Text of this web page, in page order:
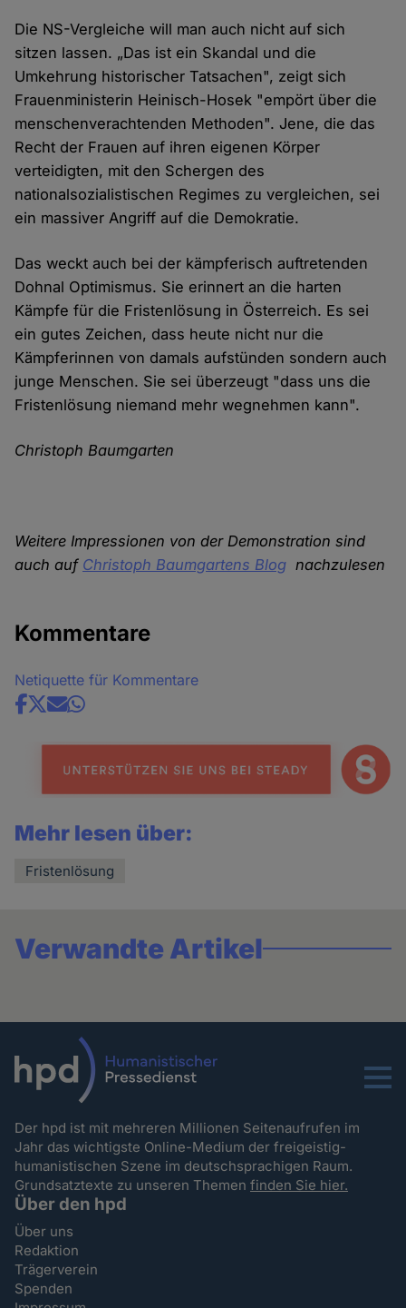
Die NS-Vergleiche will man auch nicht auf sich
sitzen lassen. „Das ist ein Skandal und die
Umkehrung historischer Tatsachen", zeigt sich
Frauenministerin Heinisch-Hosek "empört über die
menschenverachtenden Methoden". Jene, die das
Recht der Frauen auf ihren eigenen Körper
verteidigten, mit den Schergen des
nationalsozialistischen Regimes zu vergleichen, sei
ein massiver Angriff auf die Demokratie.
Das weckt auch bei der kämpferisch auftretenden
Dohnal Optimismus. Sie erinnert an die harten
Kämpfe für die Fristenlösung in Österreich. Es sei
ein gutes Zeichen, dass heute nicht nur die
Kämpferinnen von damals aufstünden sondern auch
junge Menschen. Sie sei überzeugt "dass uns die
Fristenlösung niemand mehr wegnehmen kann".
Christoph Baumgarten
Weitere Impressionen von der Demonstration sind
auch auf Christoph Baumgartens Blog nachzulesen
Kommentare
Netiquette für Kommentare
Share
news
Mehr lesen über:
Fristenlösung
Verwandte Artikel
Menu
Der hpd ist mit mehreren Millionen Seitenaufrufen im
Jahr das wichtigste Online-Medium der freigeistig-
humanistischen Szene im deutschsprachigen Raum.
Grundsatztexte zu unseren Themenfinden Sie hier.
Über den hpd
Über uns
Redaktion
Trägerverein
Spenden